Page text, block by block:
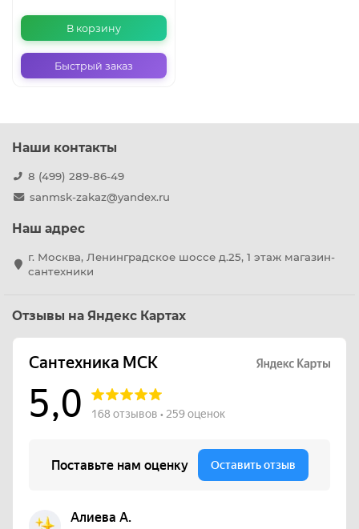
В корзину
Быстрый заказ
Наши контакты
8 (499) 289-86-49
sanmsk-zakaz@yandex.ru
Наш адрес
г. Москва, Ленинградское шоссе д.25, 1 этаж магазин-
сантехники
Отзывы на Яндекс Картах